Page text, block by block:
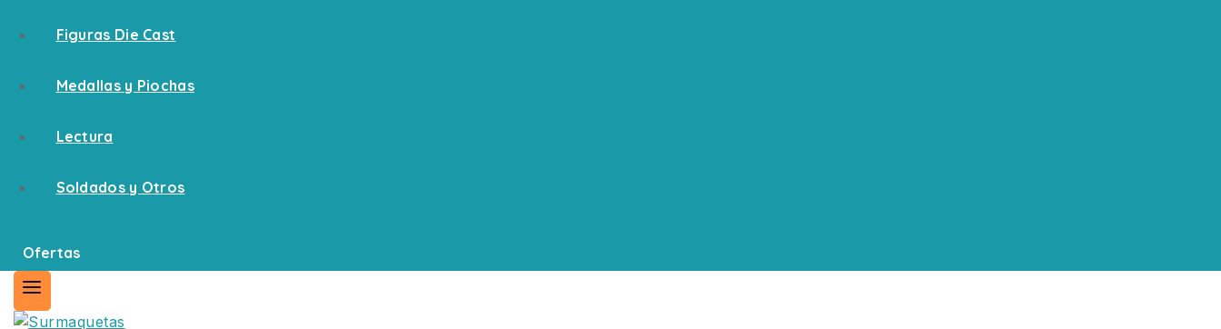
Figuras Die Cast
Medallas y Piochas
Lectura
Soldados y Otros
Ofertas